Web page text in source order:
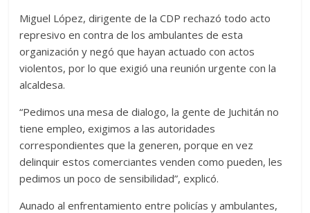
Miguel López, dirigente de la CDP rechazó todo acto
represivo en contra de los ambulantes de esta
organización y negó que hayan actuado con actos
violentos, por lo que exigió una reunión urgente con la
alcaldesa.
“Pedimos una mesa de dialogo, la gente de Juchitán no
tiene empleo, exigimos a las autoridades
correspondientes que la generen, porque en vez
delinquir estos comerciantes venden como pueden, les
pedimos un poco de sensibilidad”, explicó.
Aunado al enfrentamiento entre policías y ambulantes,